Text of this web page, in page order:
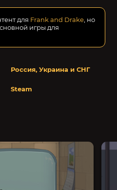
Россия, Украина и СНГ
Steam
для Frank and Drake , но
игры для